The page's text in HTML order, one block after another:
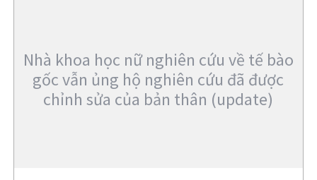
Nhà khoa học nữ nghiên cứu về tế bào
gốc vẫn ủng hộ nghiên cứu đã được
chỉnh sửa của bản thân (update)